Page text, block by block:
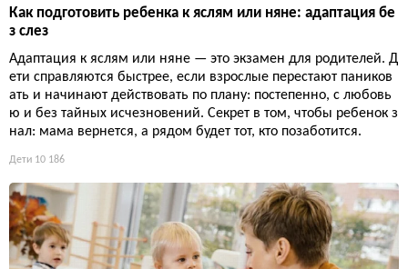
Как подготовить ребенка к яслям или няне: адаптация бе
з слез
Адаптация к яслям или няне — это экзамен для родителей. Д
ети справляются быстрее, если взрослые перестают паников
ать и начинают действовать по плану: постепенно, с любовь
ю и без тайных исчезновений. Секрет в том, чтобы ребенок з
нал: мама вернется, а рядом будет тот, кто позаботится.
Дети 10 186